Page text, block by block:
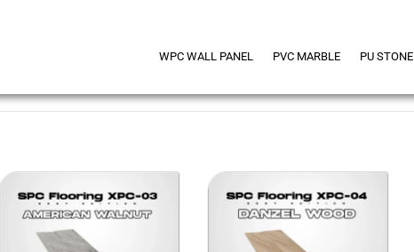
WPC WALL PANEL PVC MARBLE PU STONE